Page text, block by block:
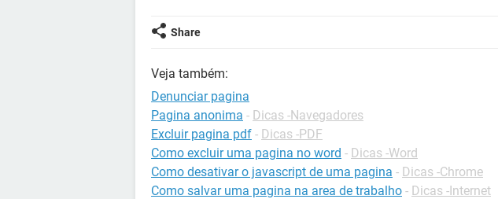
Share
Veja também:
Denunciar pagina
Pagina anonima - Dicas -Navegadores
Excluir pagina pdf - Dicas -PDF
Como excluir uma pagina no word - Dicas -Word
Como desativar o javascript de uma pagina - Dicas -Chrome
Como salvar uma pagina na area de trabalho - Dicas -Internet